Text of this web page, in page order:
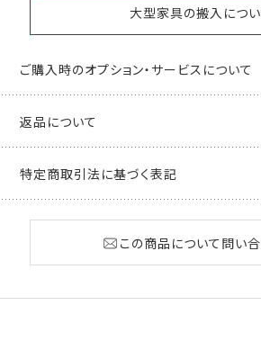
大型家具の搬入につ
ご購入時のオプション・サービスについて
返品について
特定商取引法に基づく表記
この商品について問い